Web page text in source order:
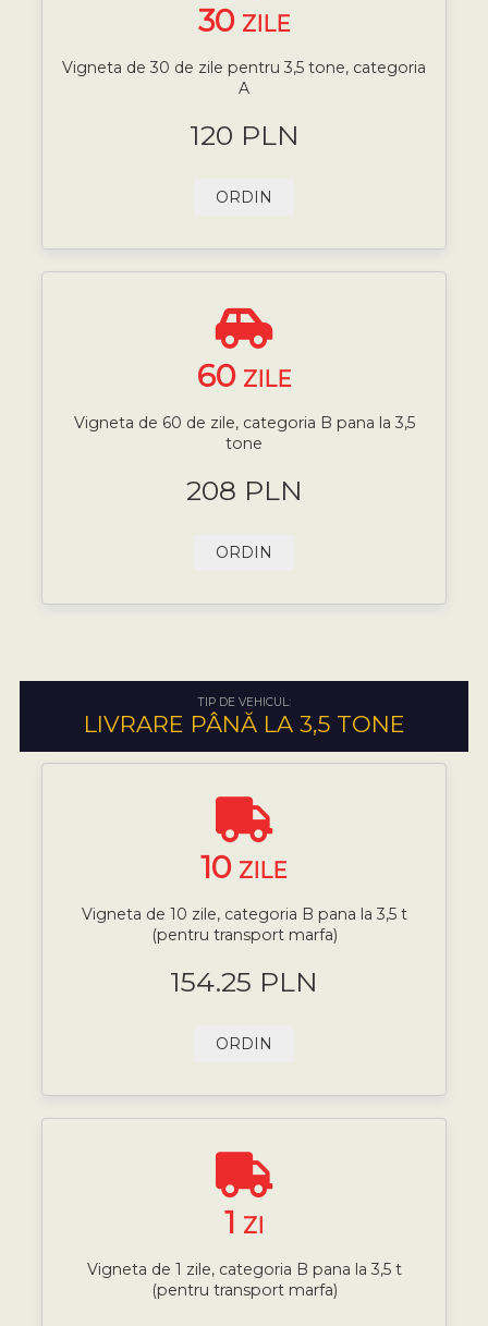
30 ZILE
Vigneta de 30 de zile pentru 3,5 tone, categoria
A
120 PLN
ORDIN
60 ZILE
Vigneta de 60 de zile, categoria B pana la 3,5
tone
208 PLN
ORDIN
TIP DE VEHICUL:
LIVRARE PÂNĂ LA 3,5 TONE
10 ZILE
Vigneta de 10 zile, categoria B pana la 3,5 t
(pentru transport marfa)
154.25 PLN
ORDIN
1 ZI
Vigneta de 1 zile, categoria B pana la 3,5 t
(pentru transport marfa)